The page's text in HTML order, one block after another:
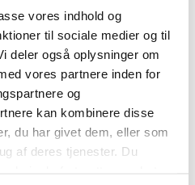
vores indhold og
til sociale medier og til
deler også oplysninger om
vores partnere inden for
og
kan kombinere disse
du har givet dem, eller som
af deres tjenester. Du
på at have ansat
at lave om på indretningen
har det fuldkommen klart for
her butik, jamen hvordan
til at gøre det rigtigt.
Derfor er jeg nødt til at
Borchs bog
bestyrelse”
nyhedsbrev samt